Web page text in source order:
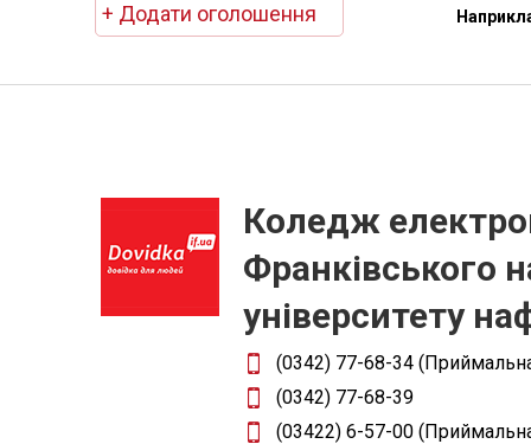
+ Додати оголошення
Коледж
Франківського
університету
(0342) 77-68-34
(0342) 77-68-39
(03422) 6-57-00